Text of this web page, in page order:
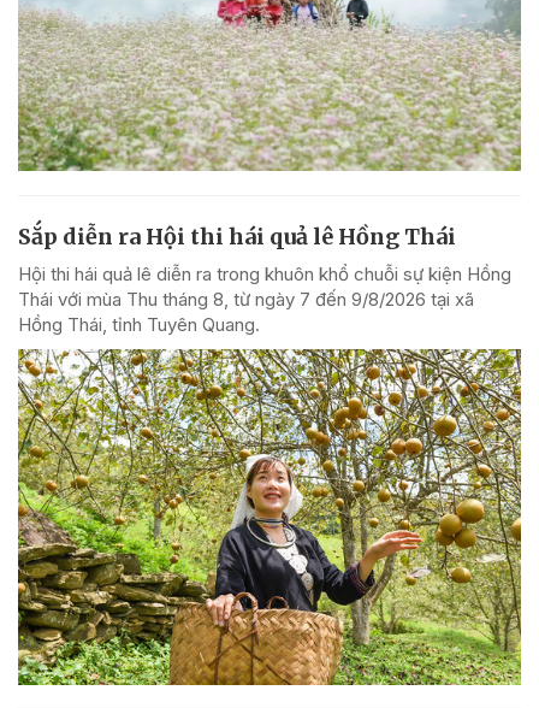
Sắp diễn ra Hội thi hái quả lê Hồng Thái
Hội thi hái quả lê diễn ra trong khuôn khổ chuỗi sự kiện Hồng
Thái với mùa Thu tháng 8, từ ngày 7 đến 9/8/2026 tại xã
Hồng Thái, tỉnh Tuyên Quang.